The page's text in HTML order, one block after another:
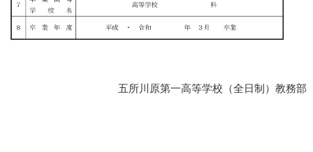
五所川原第一高等学校（全日制）教務部